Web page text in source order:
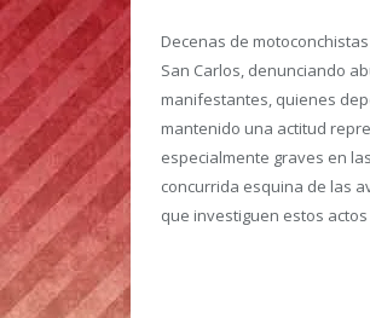
Decenas de
San Carlos, denunciando
manifestantes, quienes
mantenido una actitud
especialmente graves en
concurrida esquina de las
que investiguen estos